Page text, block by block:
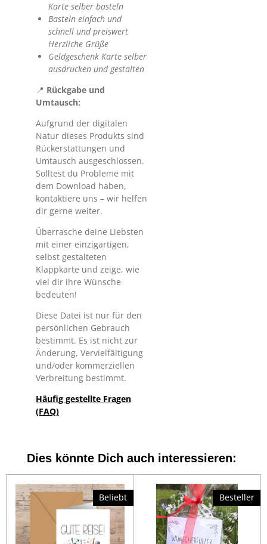
Karte selber basteln
Basteln einfach und
schnell und preiswert
Herzliche Grüße
Geldgeschenk Karte selber
ausdrucken und gestalten
📍 Rückgabe und
Umtausch:
Aufgrund der digitalen
Natur dieses Produkts sind
Rückerstattungen und
Umtausch ausgeschlossen.
Solltest du Probleme mit
dem Download haben,
kontaktiere uns – wir helfen
dir gerne weiter.
Überrasche deine Liebsten
mit einer einzigartigen,
selbst gestalteten
Klappkarte und zeige, wie
viel dir ihre Wünsche
bedeuten!
Diese Datei ist nur für den
persönlichen Gebrauch
bestimmt. Es ist nicht zur
Änderung, Vervielfältigung
und/oder kommerziellen
Verbreitung bestimmt.
Häufig gestellte Fragen
(FAQ)
Dies könnte Dich auch interessieren:
Beliebt Besteller